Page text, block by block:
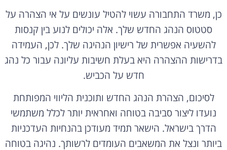
כן, משרד התחבורה עשוי להטיל עונשים על אי הצהרה על
סטטוס הנהג החדש שלך. אלה יכולים לנוע בין קנסות
להשעיה אפשרית של רישיון הנהיגה שלך. לכן, העמידה
בדרישות ההצהרה היא בעלת חשיבות עליונה עבור כל נהג
חדש על הכביש.
לסיכום, הצהרת הנהג החדש ותוכנית הליווי המפותחת
נועדו ליצור סביבה בטוחה ואחראית יותר לכלל משתמשי
הדרך בישראל. הישאר תמיד מעודכן בהנחיות העדכניות
ביותר ונצל את המשאבים העומדים לרשותך. נהיגה בטוחה